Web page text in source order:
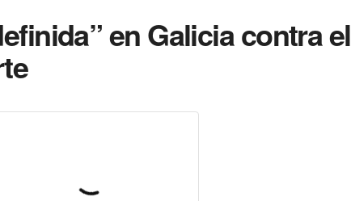
en Galicia contra el